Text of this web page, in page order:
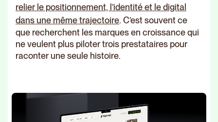
relier le positionnement, l’identité et le digital
dans une même trajectoire. C’est souvent ce
que recherchent les marques en croissance qui
ne veulent plus piloter trois prestataires pour
raconter une seule histoire.